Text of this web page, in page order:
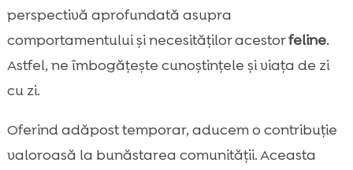
perspectivă aprofundată asupra
comportamentului și necesităților acestorfeline.
Astfel, ne îmbogățește cunoștințele și viața de zi
cu zi.
Oferind adăpost temporar, aducem o contribuție
valoroasă la bunăstarea comunității. Aceasta